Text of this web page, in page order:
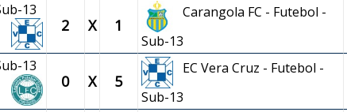
13
2 X 1
Carangola FC - Futebol -
Sub-13
13
0 X 5
EC Vera Cruz - Futebol -
Sub-13